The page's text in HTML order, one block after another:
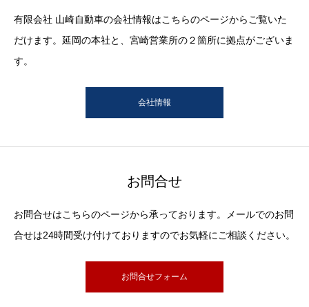
有限会社 山崎自動車の会社情報はこちらのページからご覧いた
だけます。延岡の本社と、宮崎営業所の２箇所に拠点がございま
す。
会社情報
お問合せ
お問合せはこちらのページから承っております。メールでのお問
合せは24時間受け付けておりますのでお気軽にご相談ください。
お問合せフォーム